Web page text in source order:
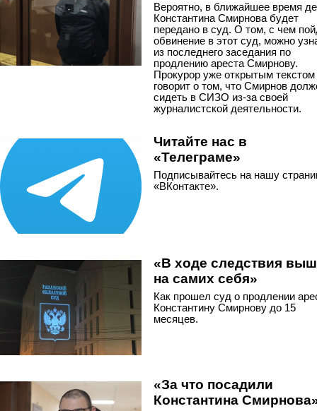
Вероятно, в ближайшее время
Константина Смирнова будет
передано в суд. О том, с чем
обвинение в этот суд, можно
из последнего заседания по
продлению ареста Смирнову.
Прокурор уже открытым текстом
говорит о том, что Смирнов
сидеть в СИЗО из-за своей
журналистской деятельности.
Читайте нас в
«Телеграме»
Подписывайтесь на нашу
«ВКонтакте».
«В ходе следствия
на самих себя»
Как прошел суд о продлении
Константину Смирнову до 15
месяцев.
«За что посадили
Константина